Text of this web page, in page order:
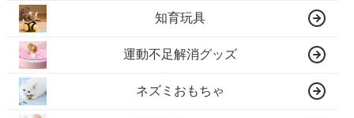
知育玩具
運動不足解消グッズ
ネズミおもちゃ